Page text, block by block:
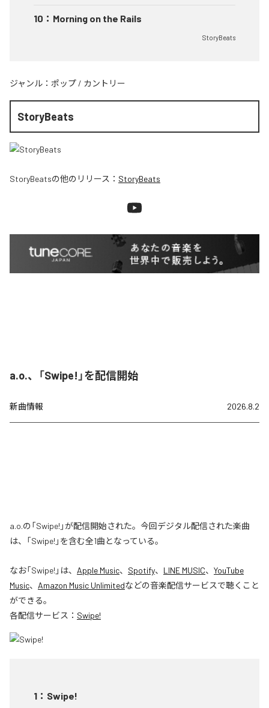
10 ： Morning on the Rails
StoryBeats
ジャンル： ポップ / カントリー
StoryBeats
StoryBeatsの他のリリース： StoryBeats
a.o.、「Swipe!」を配信開始
新曲情報 2026.8.2
a.o.の「Swipe!」が配信開始された。今回デジタル配信された楽曲
は、「Swipe!」を含む全1曲となっている。
なお「Swipe! 」は、 Apple Music、 Spotify、 LINE MUSIC、 YouTube
Music、 Amazon Music Unlimitedなどの音楽配信サービスで聴くこと
ができる。
各配信サービス： Swipe!
1 ： Swipe!